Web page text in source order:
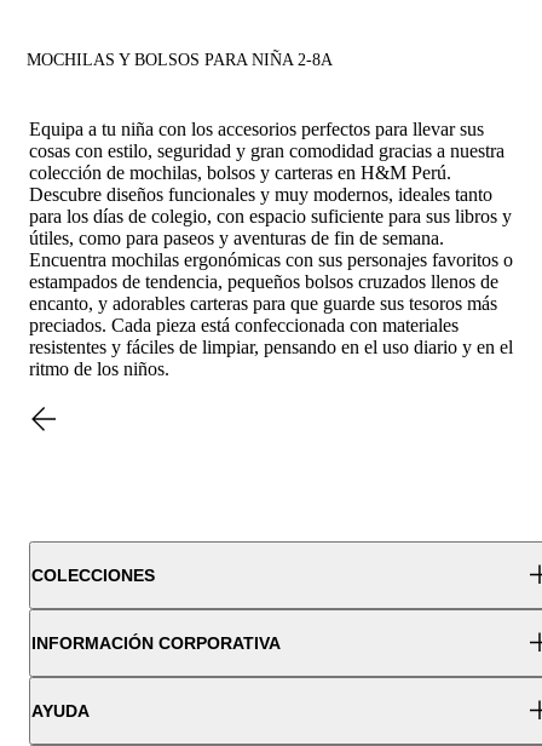
MOCHILAS Y BOLSOS PARA NIÑA 2-8A
Equipa a tu niña con los accesorios perfectos para llevar sus
cosas con estilo, seguridad y gran comodidad gracias a nuestra
colección de mochilas, bolsos y carteras en H&M Perú.
Descubre diseños funcionales y muy modernos, ideales tanto
para los días de colegio, con espacio suficiente para sus libros y
útiles, como para paseos y aventuras de fin de semana.
Encuentra mochilas ergonómicas con sus personajes favoritos o
estampados de tendencia, pequeños bolsos cruzados llenos de
encanto, y adorables carteras para que guarde sus tesoros más
preciados. Cada pieza está confeccionada con materiales
resistentes y fáciles de limpiar, pensando en el uso diario y en el
ritmo de los niños.
COLECCIONES
INFORMACIÓN CORPORATIVA
AYUDA